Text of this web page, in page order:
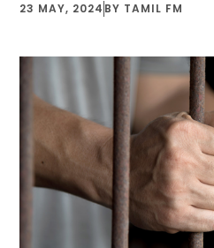
23 MAY, 2024 BY TAMIL FM